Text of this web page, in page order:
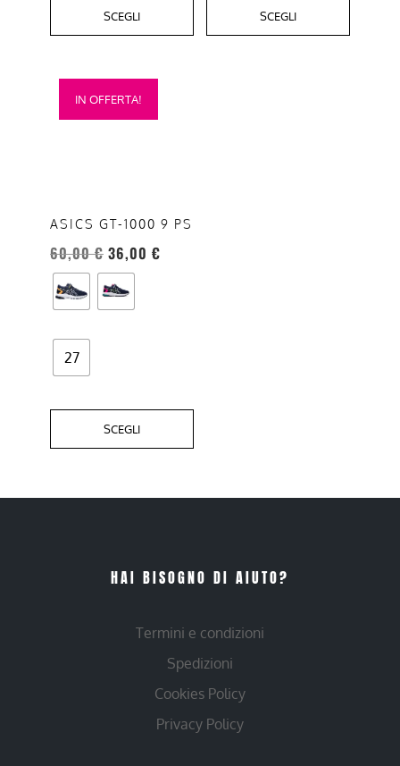
SCEGLI SCEGLI
IN OFFERTA!
ASICS GT-1000 9 PS
60,00€ 36,00 €
27
SCEGLI
Questo
prodotto
opzioni
possono
essere
scelte
nella
pagina
del
HAI BISOGNO DI AIUTO?
Termini e condizioni
Spedizioni
Cookies Policy
Privacy Policy